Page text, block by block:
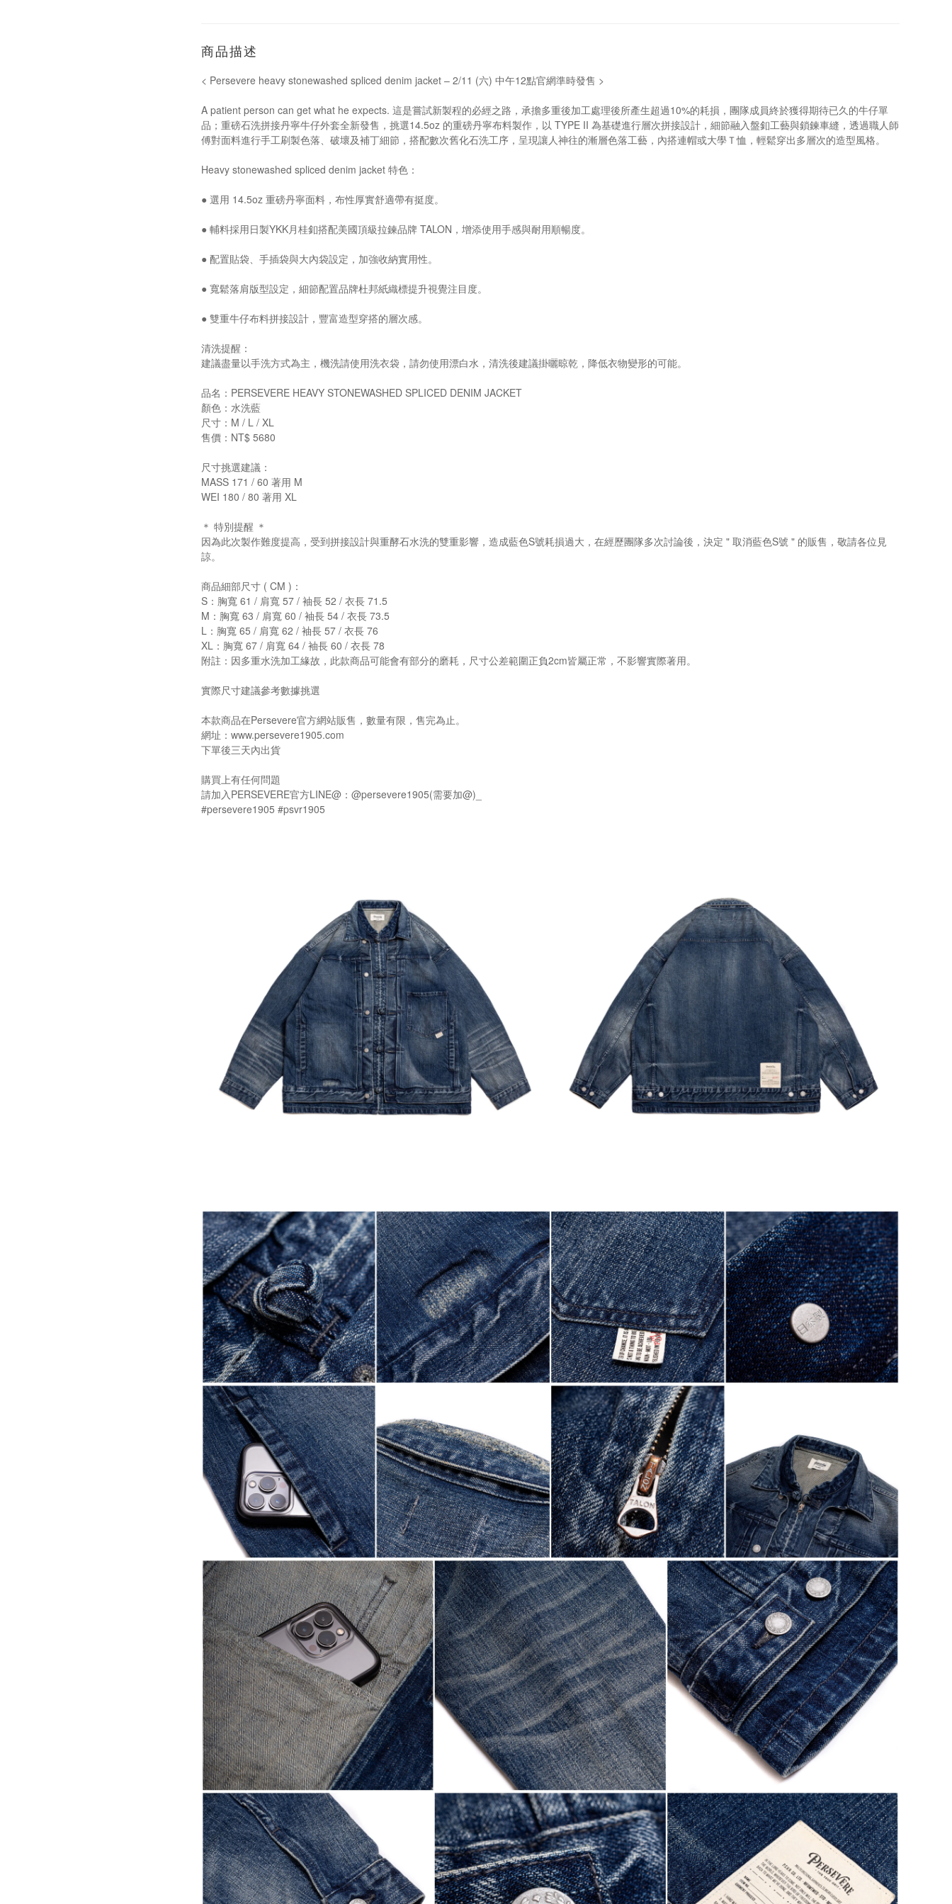
商品描述
< Persevere heavy stonewashed spliced denim jacket – 2/11 (六) 中午12點官網準時發售 >
A patient person can get what he expects. 這是嘗試新製程的必經之路，承擔多重後加工處理後所產生超過10%的耗損，團隊成員終於獲得期待已久的牛仔單
品；重磅石洗拼接丹寧牛仔外套全新發售，挑選14.5oz 的重磅丹寧布料製作，以 TYPE II 為基礎進行層次拼接設計，細節融入盤釦工藝與鎖鍊車縫，透過職人師
傅對面料進行手工刷製色落、破壞及補丁細節，搭配數次舊化石洗工序，呈現讓人神往的漸層色落工藝，內搭連帽或大學Ｔ恤，輕鬆穿出多層次的造型風格。
Heavy stonewashed spliced denim jacket 特色：
● 選用 14.5oz 重磅丹寧面料，布性厚實舒適帶有挺度。
● 輔料採用日製YKK月桂釦搭配美國頂級拉鍊品牌 TALON，增添使用手感與耐用順暢度。
● 配置貼袋、手插袋與大內袋設定，加強收納實用性。
● 寬鬆落肩版型設定，細節配置品牌杜邦紙織標提升視覺注目度。
● 雙重牛仔布料拼接設計，豐富造型穿搭的層次感。
清洗提醒：
建議盡量以手洗方式為主，機洗請使用洗衣袋，請勿使用漂白水，清洗後建議掛曬晾乾，降低衣物變形的可能。
品名：PERSEVERE HEAVY STONEWASHED SPLICED DENIM JACKET
顏色：水洗藍
尺寸：M / L / XL
售價：NT$ 5680
尺寸挑選建議：
MASS 171 / 60 著用 M
WEI 180 / 80 著用 XL
＊ 特別提醒 ＊
因為此次製作難度提高，受到拼接設計與重酵石水洗的雙重影響，造成藍色S號耗損過大，在經歷團隊多次討論後，決定 " 取消藍色S號 " 的販售，敬請各位見
諒。
商品細部尺寸 ( CM )：
S：胸寬 61 / 肩寬 57 / 袖長 52 / 衣長 71.5
M：胸寬 63 / 肩寬 60 / 袖長 54 / 衣長 73.5
L：胸寬 65 / 肩寬 62 / 袖長 57 / 衣長 76
XL：胸寬 67 / 肩寬 64 / 袖長 60 / 衣長 78
附註：因多重水洗加工緣故，此款商品可能會有部分的磨耗，尺寸公差範圍正負2cm皆屬正常，不影響實際著用。
實際尺寸建議參考數據挑選
本款商品在Persevere官方網站販售，數量有限，售完為止。
網址：www.persevere1905.com
下單後三天內出貨
購買上有任何問題
請加入PERSEVERE官方LINE@：@persevere1905(需要加@)_
#persevere1905 #psvr1905